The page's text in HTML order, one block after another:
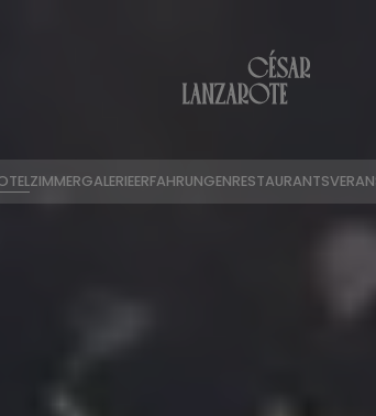
ZIMMERGALERIEERFAHRUNGENRESTAURANTS